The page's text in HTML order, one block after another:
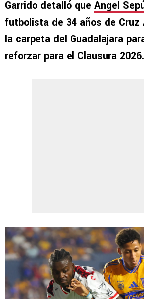
Garrido detalló que Ángel
futbolista de 34 años de Cruz
la carpeta del Guadalajara
reforzar para el Clausura 2026.